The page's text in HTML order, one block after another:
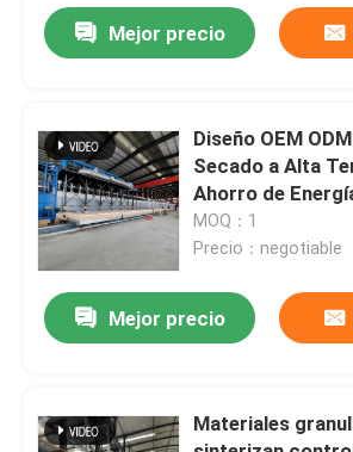
Control de calidad
Noticias
Casos
Pida una cita
Horno de empuje
Mejor precio
Diseño OEM
Secado a Alta
Ahorro de
MOQ：1
Precio：negotiable
Mejor precio
Materiales